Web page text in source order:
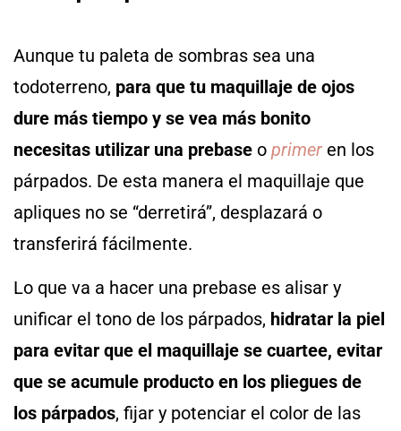
Aunque tu paleta de sombras sea una
todoterreno, para que tu maquillaje de ojos
dure más tiempo y se vea más bonito
necesitas utilizar una prebase o primer en los
párpados. De esta manera el maquillaje que
apliques no se “derretirá”, desplazará o
transferirá fácilmente.
Lo que va a hacer una prebase es alisar y
unificar el tono de los párpados, hidratar la piel
para evitar que el maquillaje se cuartee, evitar
que se acumule producto en los pliegues de
los párpados, fijar y potenciar el color de las